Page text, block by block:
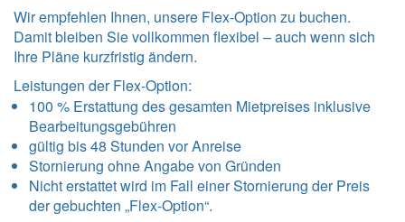
Wir empfehlen Ihnen, unsere Flex-Option zu buchen.
Damit bleiben Sie vollkommen flexibel – auch wenn sich
Ihre Pläne kurzfristig ändern.
Leistungen der Flex-Option:
100 % Erstattung des gesamten Mietpreises inklusive
Bearbeitungsgebühren
gültig bis 48 Stunden vor Anreise
Stornierung ohne Angabe von Gründen
Nicht erstattet wird im Fall einer Stornierung der Preis
der gebuchten „Flex-Option“.